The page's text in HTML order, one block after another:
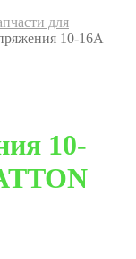
для
10-16А
10-